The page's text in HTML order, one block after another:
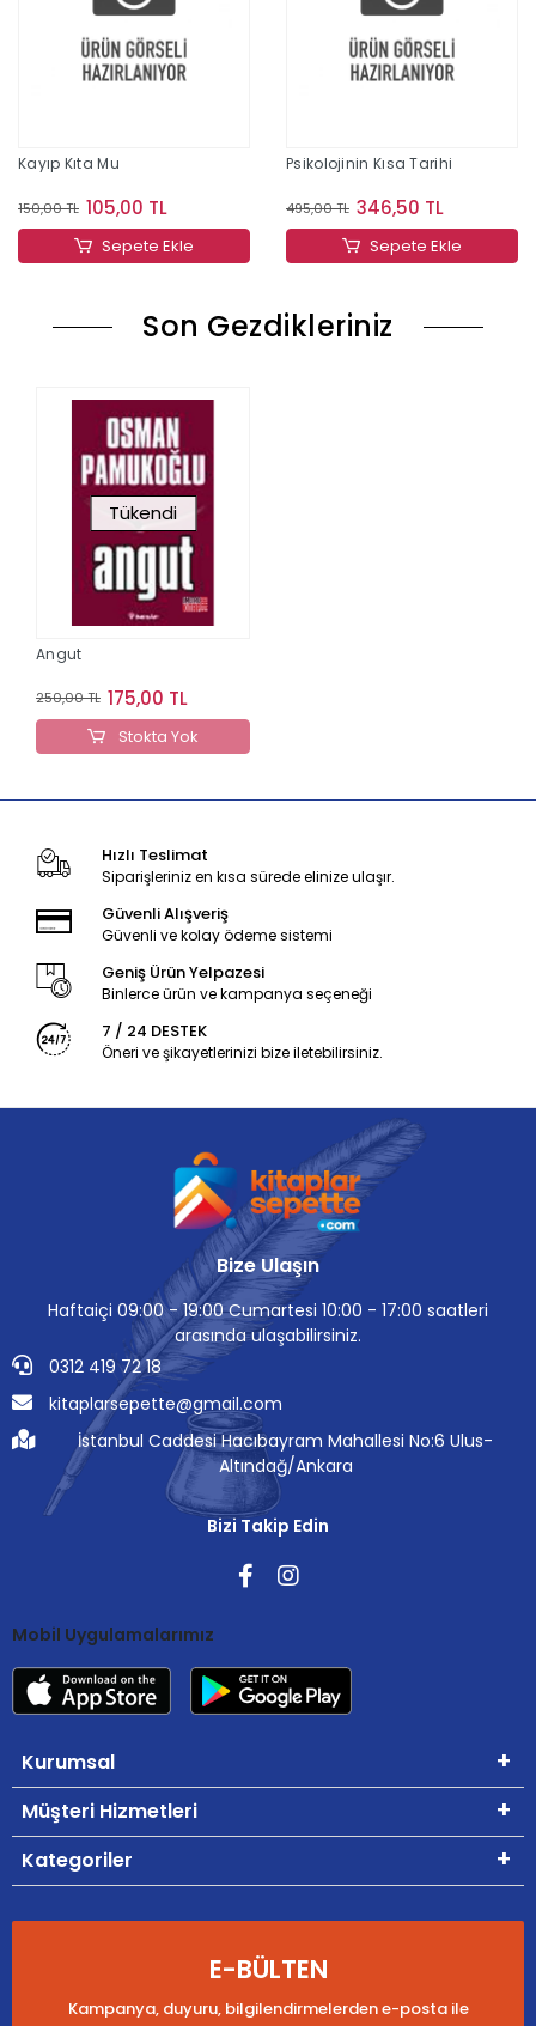
Kayıp Kıta Mu
150,00 TL 105,00 TL
Sepete Ekle
Psikolojinin Kısa Tarihi
495,00 TL 346,50 TL
Sepete Ekle
Son Gezdikleriniz
Tükendi
Angut
250,00 TL 175,00 TL
Stokta Yok
Hızlı Teslimat
Siparişleriniz en kısa sürede elinize ulaşır.
Güvenli Alışveriş
Güvenli ve kolay ödeme sistemi
Geniş Ürün Yelpazesi
Binlerce ürün ve kampanya seçeneği
7 / 24 DESTEK
Öneri ve şikayetlerinizi bize iletebilirsiniz.
Bize Ulaşın
Haftaiçi 09:00 - 19:00 Cumartesi 10:00 - 17:00 saatleri
arasında ulaşabilirsiniz.
0312 419 72 18
kitaplarsepette@gmail.com
İstanbul Caddesi Hacıbayram Mahallesi No:6 Ulus-
Altındağ/Ankara
Bizi Takip Edin
Mobil Uygulamalarımız
Kurumsal
Müşteri Hizmetleri
Kategoriler
E-BÜLTEN
Kampanya, duyuru, bilgilendirmelerden e-posta ile